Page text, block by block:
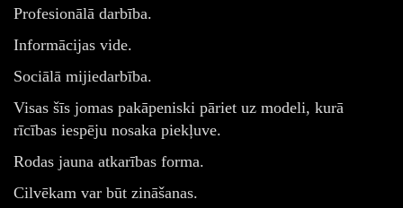
Profesionālā darbība.
Informācijas vide.
Sociālā mijiedarbība.
Visas šīs jomas pakāpeniski pāriet uz modeli, kurā
rīcības iespēju nosaka piekļuve.
Rodas jauna atkarības forma.
Cilvēkam var būt zināšanas.